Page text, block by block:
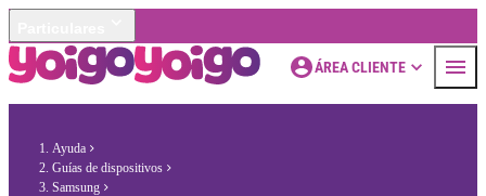
ÁREA CLIENTE
Ayuda
Guías de dispositivos
Samsung